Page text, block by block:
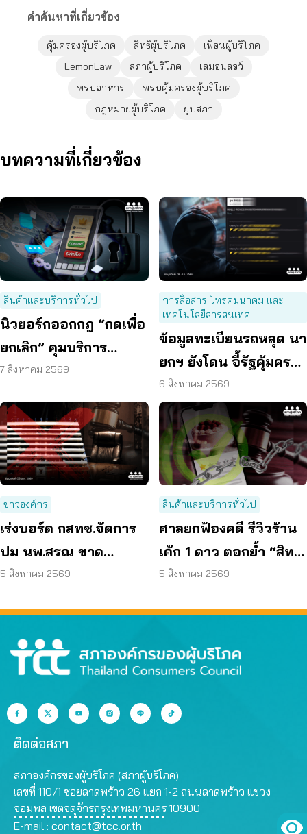
คำค้นหาที่เกี่ยวข้อง
คุ้มครองผู้บริโภค สิทธิผู้บริโภค
เพื่อนผู้บริโภค
LemonLaw
สภาผู้บริโภค
เลมอนลอว์
พรบอาหาร
พรบคุ้มครองผู้บริโภค
กฎหมายผู้บริโภค
ยุบสภา
บทความที่เกี่ยวข้อง
สินค้าและบริการทั่วไป
นิวยอร์กออกกฎ “กดเพื่อ
ยกเลิก” คุมบริการ
ออนไลน์ ต่ออายุสมาชิก
7 สิงหาคม 2569
การสื่อสาร โทรคมนาคม และ
เทคโนโลยีสารสนเทศ
ข้อมูลทะเบียนรถหลุด นา
ยกฯ ยังโดน จี้รัฐคุ้มครอง
ข้อมูลส่วนบุคคล
6 สิงหาคม 2569
ข่าวองค์กร
เร่งบอร์ด กสทช.จัดการ
ปม นพ.สรณ ขาด
คุณสมบัติ ตามมติ
5 สิงหาคม 2569
สินค้าและบริการทั่วไป
ศาลยกฟ้องคดี รีวิวร้าน
เค้ก 1 ดาว ตอกย้ำ “สิทธิ
ผู้บริโภค” แสดงความคิด
5 สิงหาคม 2569
ติดต่อสภา
สภาองค์กรของผู้บริโภค (สภาผู้บริโภค)
เลขที่ 110/1 ซอยลาดพร้าว 26 แยก 1-2 ถนนลาดพร้าว แขวง
จอมพล เขตจตุจักรกรุงเทพมหานคร 10900
E-mail : contact@tcc.or.th